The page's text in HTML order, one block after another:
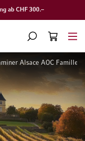
300.–
SUCHE
WARENKORB
Alsace AOC Famille
springen
Zum Anfang der